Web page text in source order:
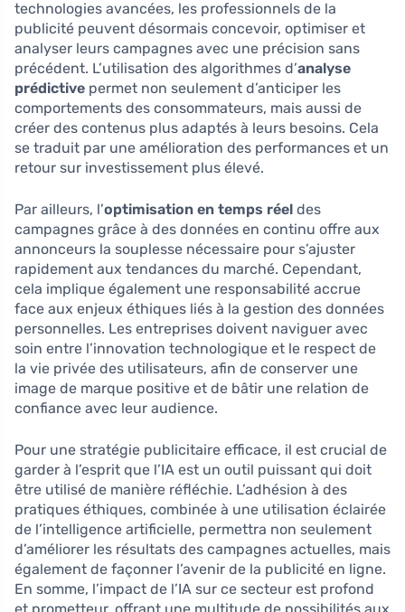
technologies avancées, les professionnels de la
publicité peuvent désormais concevoir, optimiser et
analyser leurs campagnes avec une précision sans
précédent. L’utilisation des algorithmes d’analyse
prédictive permet non seulement d’anticiper les
comportements des consommateurs, mais aussi de
créer des contenus plus adaptés à leurs besoins. Cela
se traduit par une amélioration des performances et un
retour sur investissement plus élevé.
Par ailleurs, l’optimisation en temps réel des
campagnes grâce à des données en continu offre aux
annonceurs la souplesse nécessaire pour s’ajuster
rapidement aux tendances du marché. Cependant,
cela implique également une responsabilité accrue
face aux enjeux éthiques liés à la gestion des données
personnelles. Les entreprises doivent naviguer avec
soin entre l’innovation technologique et le respect de
la vie privée des utilisateurs, afin de conserver une
image de marque positive et de bâtir une relation de
confiance avec leur audience.
Pour une stratégie publicitaire efficace, il est crucial de
garder à l’esprit que l’IA est un outil puissant qui doit
être utilisé de manière réfléchie. L’adhésion à des
pratiques éthiques, combinée à une utilisation éclairée
de l’intelligence artificielle, permettra non seulement
d’améliorer les résultats des campagnes actuelles, mais
également de façonner l’avenir de la publicité en ligne.
En somme, l’impact de l’IA sur ce secteur est profond